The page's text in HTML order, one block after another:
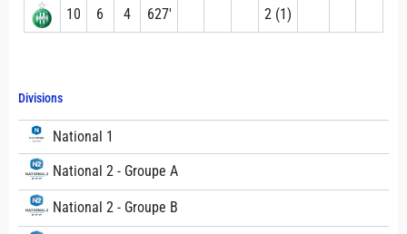
Divisions
National 1
National 2 - Groupe A
National 2 - Groupe B
10 6 4 627′ 2 (1)